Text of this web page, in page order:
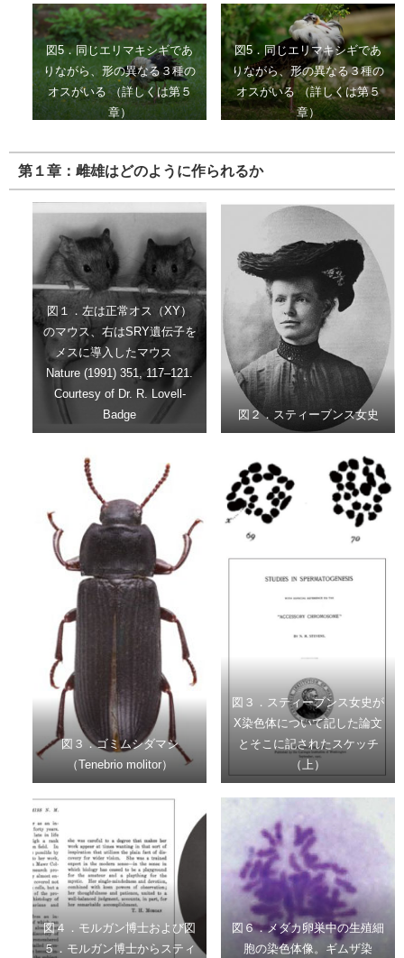
図5．同じエリマキシギであ
りながら、形の異なる３種の
オスがいる （詳しくは第５
章）
図5．同じエリマキシギであ
りながら、形の異なる３種の
オスがいる （詳しくは第５
章）
第１章：雌雄はどのように作られるか
図１．左は正常オス（XY）
のマウス、右はSRY遺伝子を
メスに導入したマウス
Nature (1991) 351, 117–121.
Courtesy of Dr. R. Lovell-
Badge
図２．スティーブンス女史
図３．ゴミムシダマシ
（Tenebrio molitor）
図３．スティーブンス女史が
X染色体について記した論文
とそこに記されたスケッチ
（上）
図４．モルガン博士および図
５．モルガン博士からスティ
図６．メダカ卵巣中の生殖細
胞の染色体像。ギムザ染